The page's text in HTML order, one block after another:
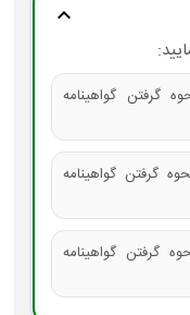
expand_more
ای) نحوه گرفتن گواهینامه
ای) نحوه گرفتن گواهینامه
ای) نحوه گرفتن گواهینامه